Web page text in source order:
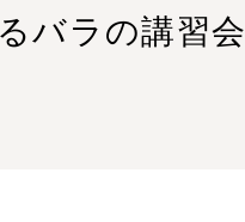
バラの講習会